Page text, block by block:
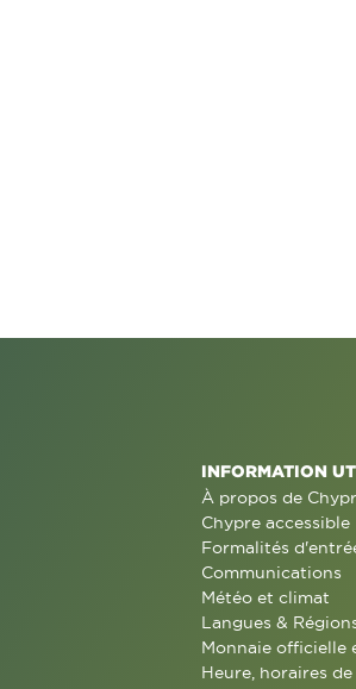
INFORMATION
À propos de
Chypre accessible
Formalités
Communications
Météo et climat
Langues &
Monnaie officielle
Heure, horaires